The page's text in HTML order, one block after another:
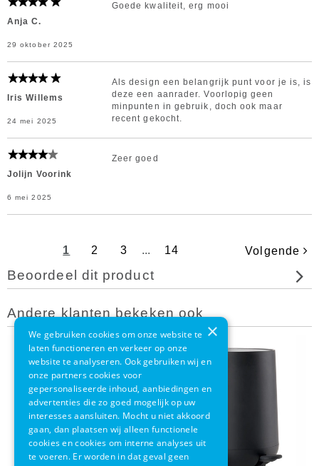
Anja C.
29 oktober 2025
Goede kwaliteit, erg mooi
Iris Willems
24 mei 2025
Als design een belangrijk punt voor je is, is
deze een aanrader. Voorlopig geen
minpunten in gebruik, doch ook maar
recent gekocht.
Jolijn Voorink
6 mei 2025
Zeer goed
1 2 3 ... 14 Volgende
Beoordeel dit product
Andere klanten bekeken ook
×
We gebruiken cookies om onze website te
laten functioneren en verkeer op onze
website te analyseren. Ook gebruiken wij en
onze partners cookies voor
gepersonaliseerde inhoud, aanbiedingen en
advertenties die zo goed mogelijk op uw
interesses aansluiten. Mocht u niet akkoord
gaan, dan plaatsen wij alleen functionele
cookies en cookies om interne analyses uit
te voeren. Er worden in dat geval geen